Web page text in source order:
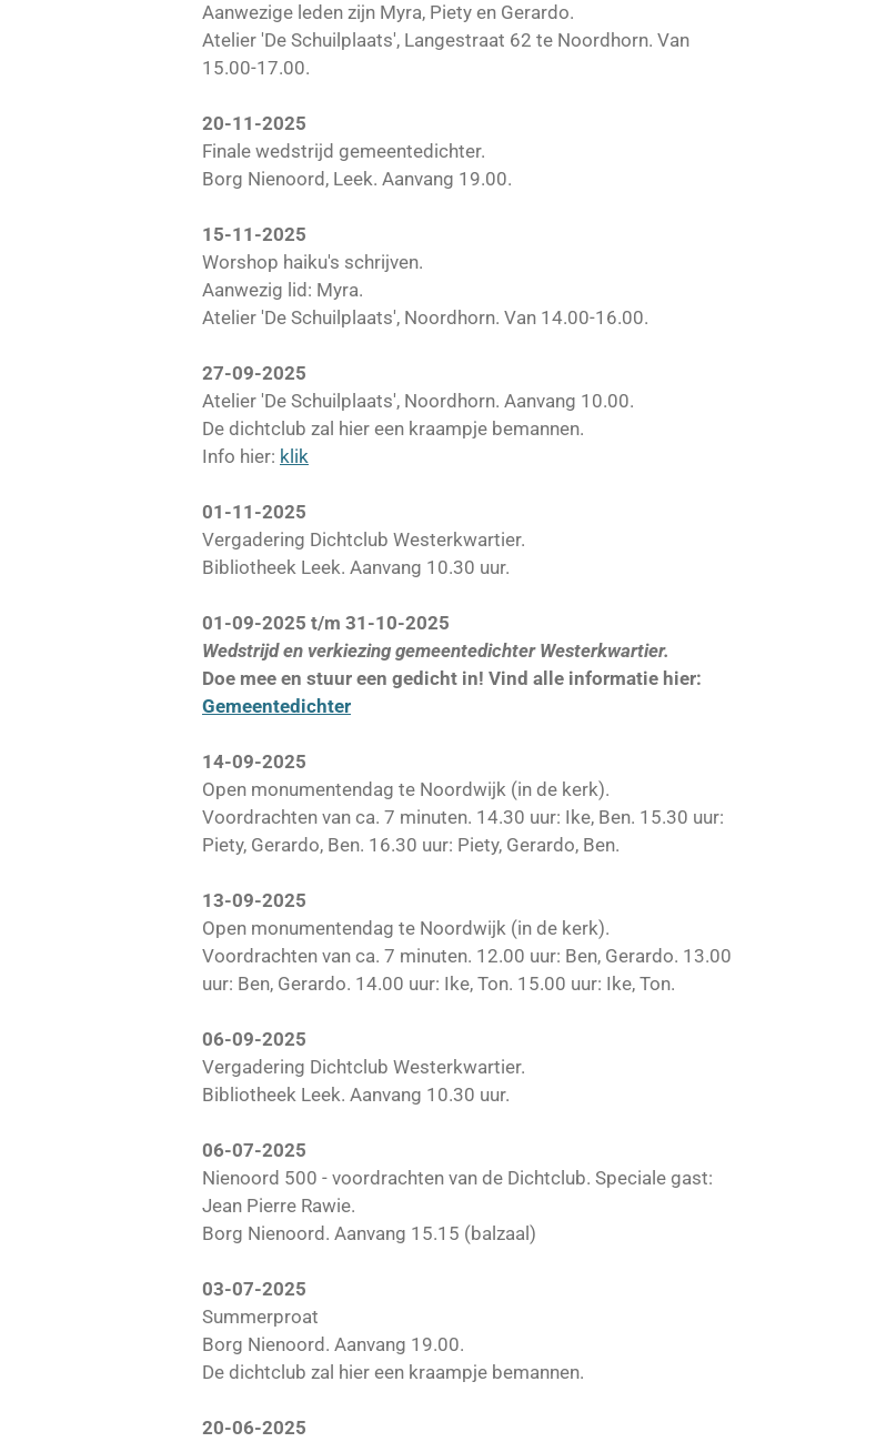
Aanwezige leden zijn Myra, Piety en Gerardo.
Atelier 'De Schuilplaats', Langestraat 62 te Noordhorn. Van
15.00-17.00.
20-11-2025
Finale wedstrijd gemeentedichter.
Borg Nienoord, Leek. Aanvang 19.00.
15-11-2025
Worshop haiku's schrijven.
Aanwezig lid: Myra.
Atelier 'De Schuilplaats', Noordhorn. Van 14.00-16.00.
27-09-2025
Atelier 'De Schuilplaats', Noordhorn. Aanvang 10.00.
De dichtclub zal hier een kraampje bemannen.
Info hier: klik
01-11-2025
Vergadering Dichtclub Westerkwartier.
Bibliotheek Leek. Aanvang 10.30 uur.
01-09-2025 t/m 31-10-2025
Wedstrijd en verkiezing gemeentedichter Westerkwartier.
Doe mee en stuur een gedicht in! Vind alle informatie hier:
Gemeentedichter
14-09-2025
Open monumentendag te Noordwijk (in de kerk).
Voordrachten van ca. 7 minuten. 14.30 uur: Ike, Ben. 15.30 uur:
Piety, Gerardo, Ben. 16.30 uur: Piety, Gerardo, Ben.
13-09-2025
Open monumentendag te Noordwijk (in de kerk).
Voordrachten van ca. 7 minuten. 12.00 uur: Ben, Gerardo. 13.00
uur: Ben, Gerardo. 14.00 uur: Ike, Ton. 15.00 uur: Ike, Ton.
06-09-2025
Vergadering Dichtclub Westerkwartier.
Bibliotheek Leek. Aanvang 10.30 uur.
06-07-2025
Nienoord 500 - voordrachten van de Dichtclub. Speciale gast:
Jean Pierre Rawie.
Borg Nienoord. Aanvang 15.15 (balzaal)
03-07-2025
Summerproat
Borg Nienoord. Aanvang 19.00.
De dichtclub zal hier een kraampje bemannen.
20-06-2025